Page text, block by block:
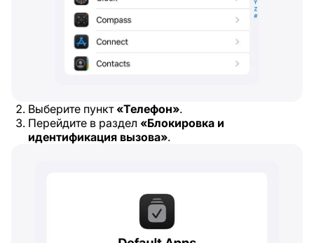
Выберите пункт«Телефон».
Перейдите в раздел «Блокировка и
идентификация вызова».